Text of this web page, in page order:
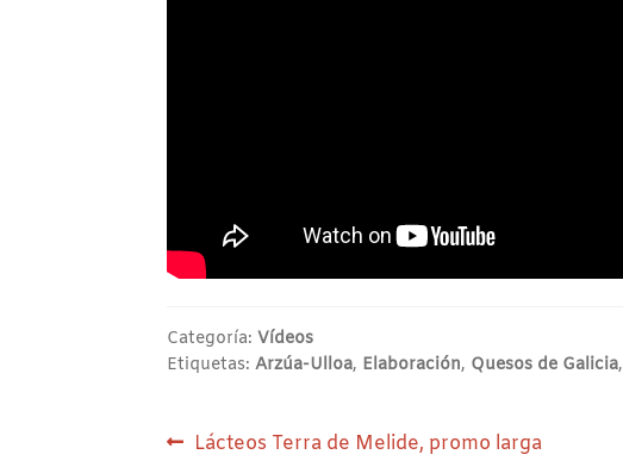
Categoría:Vídeos
Etiquetas:Arzúa-Ulloa, Elaboración, Quesos de Galicia,
Navegación
Anterior:
Lácteos Terra de Melide, promo larga